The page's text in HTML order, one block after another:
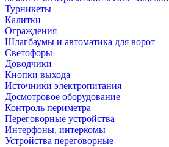
Турникеты
Калитки
Ограждения
Шлагбаумы и автоматика для ворот
Светофоры
Доводчики
Кнопки выхода
Источники электропитания
Досмотровое оборудование
Контроль периметра
Переговорные устройства
Интерфоны, интеркомы
Устройства переговорные